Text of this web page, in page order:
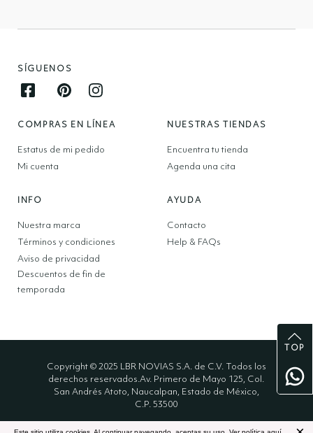
SÍGUENOS
Facebook opens in new window
Pinterest opens in new window
Instagram opens in new window
COMPRAS EN LÍNEA
Estatus de mi pedido
Mi cuenta
NUESTRAS TIENDAS
Encuentra tu tienda
Agenda una cita
INFO
Nuestra marca
Términos y condiciones
Aviso de privacidad
Descuentos de fin de
temporada
AYUDA
Contacto
Help & FAQs
Copyright © 2025 LBR NOVIAS S.A. de C.V. Todos los
derechos reservados.Av. Primero de Mayo 125, Col.
San Andrés Atoto, Naucalpan, Estado de México,
C.P. 53500
TOP